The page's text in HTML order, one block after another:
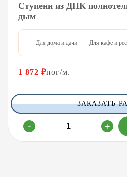
Ступени из ДПК
дым
Для дома и дачи Для кафе и
1 872 ₽пог/м.
ЗАКАЗАТЬ